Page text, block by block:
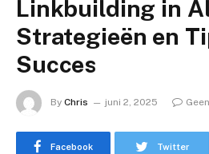
Linkbuilding in
Strategieën en
Succes
By Chris juni 2, 2025
Facebook Twitter